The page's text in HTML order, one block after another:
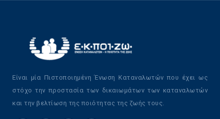
Είναι μία Πιστοποιημένη Ένωση Καταναλωτών που έχει ως
στόχο την προστασία των δικαιωμάτων των καταναλωτών
και την βελτίωση της ποιότητας της ζωής τους.